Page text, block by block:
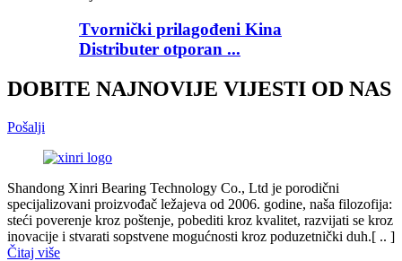
Tvornički prilagođeni Kina
Distributer otporan ...
DOBITE NAJNOVIJE VIJESTI OD NAS
Pošalji
Shandong Xinri Bearing Technology Co., Ltd je porodični
specijalizovani proizvođač ležajeva od 2006. godine, naša filozofija:
steći poverenje kroz poštenje, pobediti kroz kvalitet, razvijati se kroz
inovacije i stvarati sopstvene mogućnosti kroz poduzetnički duh.[ .. ]
Čitaj više